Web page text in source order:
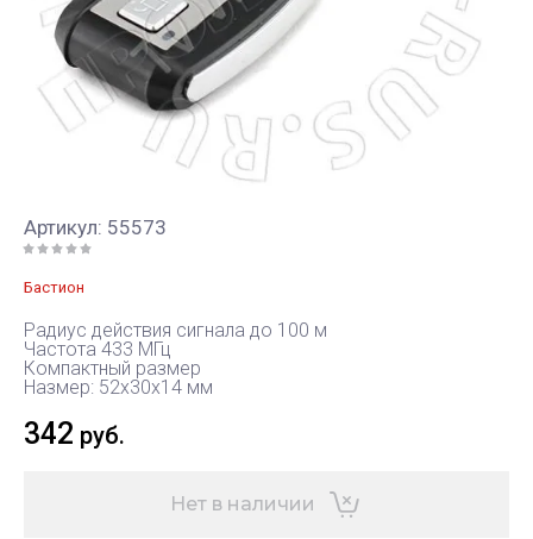
Артикул: 55573
Бастион
Радиус действия сигнала до 100 м
Частота 433 МГц
Компактный размер
Hазмер: 52х30х14 мм
342 руб.
Нет в наличии